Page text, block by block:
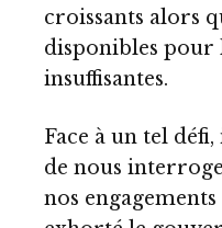
croissants alors
disponibles
insuffisantes.
Face à un tel
de nous
nos